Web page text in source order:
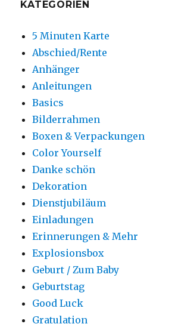
KATEGORIEN
5 Minuten Karte
Abschied/Rente
Anhänger
Anleitungen
Basics
Bilderrahmen
Boxen & Verpackungen
Color Yourself
Danke schön
Dekoration
Dienstjubiläum
Einladungen
Erinnerungen & Mehr
Explosionsbox
Geburt / Zum Baby
Geburtstag
Good Luck
Gratulation